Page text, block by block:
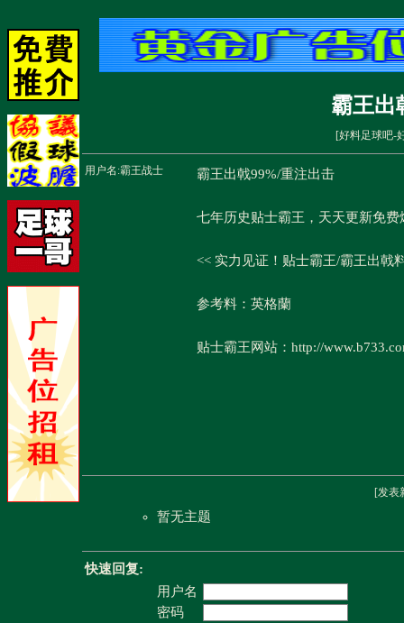
霸王出
[好料足球吧-
用户名:霸王战士 霸王出戟99%/重注出击
七年历史贴士霸王，天天更新免费
<< 实力见证！贴士霸王/霸王出戟
参考料：英格蘭
贴士霸王网站：http://
[发表
暂无主题
快速回复:
用户名
密码